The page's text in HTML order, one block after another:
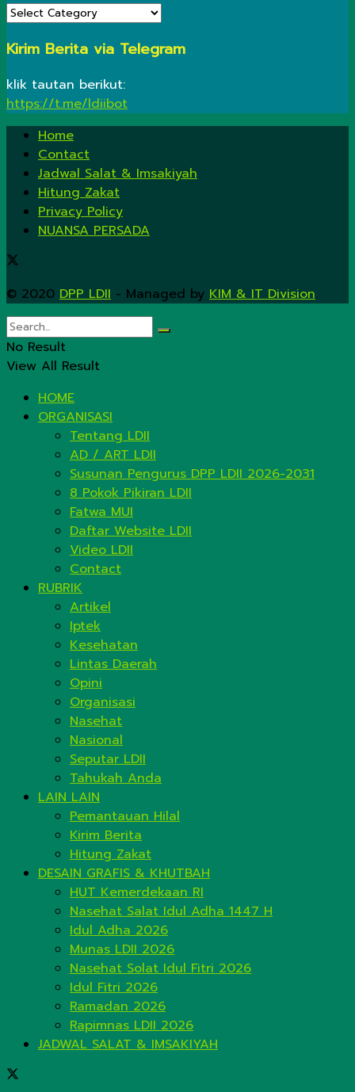
KATEGORI
Kirim Berita via Telegram
klik tautan berikut:
https://t.me/ldiibot
Home
Contact
Jadwal Salat & Imsakiyah
Hitung Zakat
Privacy Policy
NUANSA PERSADA
© 2020 DPP LDII - Managed by KIM & IT Division.
No Result
View All Result
HOME
ORGANISASI
Tentang LDII
AD / ART LDII
Susunan Pengurus DPP LDII 2026-2031
8 Pokok Pikiran LDII
Fatwa MUI
Daftar Website LDII
Video LDII
Contact
RUBRIK
Artikel
Iptek
Kesehatan
Lintas Daerah
Opini
Organisasi
Nasehat
Nasional
Seputar LDII
Tahukah Anda
LAIN LAIN
Pemantauan Hilal
Kirim Berita
Hitung Zakat
DESAIN GRAFIS & KHUTBAH
HUT Kemerdekaan RI
Nasehat Salat Idul Adha 1447 H
Idul Adha 2026
Munas LDII 2026
Nasehat Solat Idul Fitri 2026
Idul Fitri 2026
Ramadan 2026
Rapimnas LDII 2026
JADWAL SALAT & IMSAKIYAH